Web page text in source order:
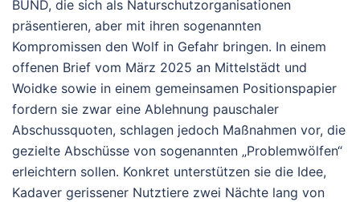
BUND, die sich als Naturschutzorganisationen
präsentieren, aber mit ihren sogenannten
Kompromissen den Wolf in Gefahr bringen. In einem
offenen Brief vom März 2025 an Mittelstädt und
Woidke sowie in einem gemeinsamen Positionspapier
fordern sie zwar eine Ablehnung pauschaler
Abschussquoten, schlagen jedoch Maßnahmen vor, die
gezielte Abschüsse von sogenannten „Problemwölfen“
erleichtern sollen. Konkret unterstützen sie die Idee,
Kadaver gerissener Nutztiere zwei Nächte lang von